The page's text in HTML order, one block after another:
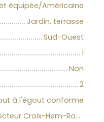
équipée/Américaine
Jardin, terrasse
Sud-Ouest
1
Non
2
à l'égout conforme
Croix 59170 - Secteur Croix-Hem-Roubaix